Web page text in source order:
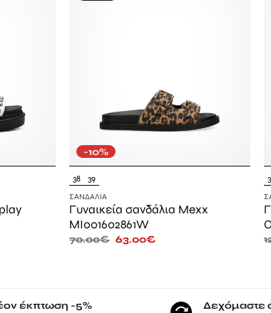
-10%
38 39
ΣΑΝΔΆΛΙΑ
Γυναικεία σανδάλια Mexx
MI001602861W
70.00€ 63.00€
έκπτωση -5% Δεχόμαστε